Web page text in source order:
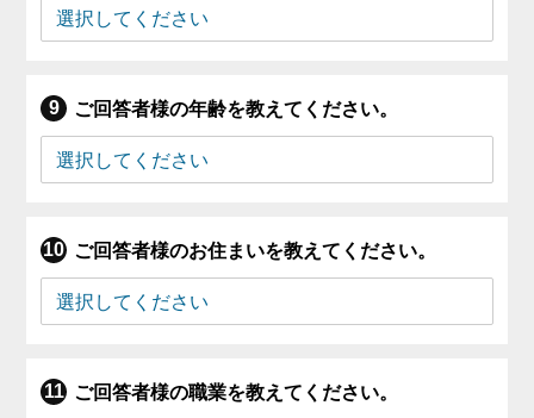
ご回答者様の年齢を教えてください。
ご回答者様のお住まいを教えてください。
ご回答者様の職業を教えてください。